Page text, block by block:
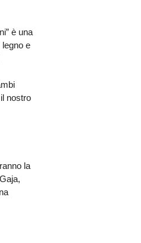
è una
e
nostro
la